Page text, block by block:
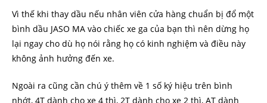
Vì thế khi thay dầu nếu nhân viên cửa hàng chuẩn bị đổ một
bình dầu JASO MA vào chiếc xe ga của bạn thì nên dừng họ
lại ngay cho dù họ nói rằng họ có kinh nghiệm và điều này
không ảnh hưởng đến xe.
Ngoài ra cũng cần chú ý thêm về 1 số ký hiệu trên bình
nhớt, 4T dành cho xe 4 thì, 2T dành cho xe 2 thì, AT dành